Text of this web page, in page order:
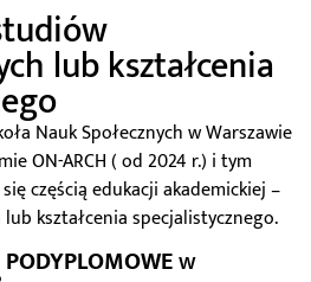
lub kształcenia
Nauk Społecznych w Warszawie
ON-ARCH (od 2024 r.) i tym
częścią edukacji akademickiej –
kształcenia specjalistycznego.
w